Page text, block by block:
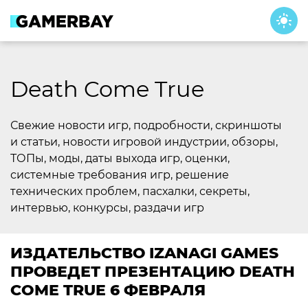
content
Death Come True
Свежие новости игр, подробности, скриншоты
и статьи, новости игровой индустрии, обзоры,
ТОПы, моды, даты выхода игр, оценки,
системные требования игр, решение
технических проблем, пасхалки, секреты,
интервью, конкурсы, раздачи игр
ИЗДАТЕЛЬСТВО IZANAGI GAMES
ПРОВЕДЕТ ПРЕЗЕНТАЦИЮ DEATH
COME TRUE 6 ФЕВРАЛЯ